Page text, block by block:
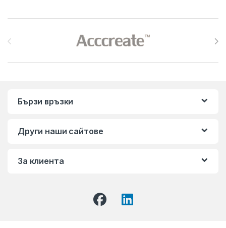
Бързи връзки
Други наши сайтове
За клиента